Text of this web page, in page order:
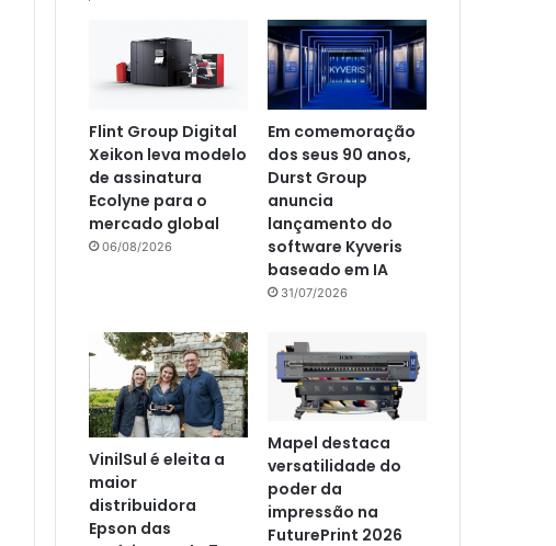
Flint Group Digital
Xeikon leva modelo
de assinatura
Ecolyne para o
mercado global
06/08/2026
Em comemoração
dos seus 90 anos,
Durst Group
anuncia
lançamento do
software Kyveris
baseado em IA
31/07/2026
VinilSul é eleita a
maior
distribuidora
Epson das
Mapel destaca
versatilidade do
poder da
impressão na
FuturePrint 2026